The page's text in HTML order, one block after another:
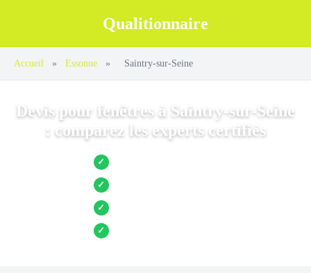
Qualitionnaire
Accueil » Essonne » Saintry-sur-Seine
Devis pour fenêtres à Saintry-sur-Seine
: comparez les experts certifiés
✓ Jusqu’à 3 devis comparés
✓ Entreprises locales vérifiées
✓ Pose garantie
✓ Aides et primes incluses